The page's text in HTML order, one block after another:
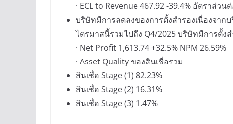
· ECL to Revenue 467.92 -39.4% อัตราส่วน
บริษัทมีการลดลงของการตั้งสำรองเนื่องจา
ไตรมาสนี้รวมไปถึง Q4/2025 บริษัทมีการตั้ง
· Net Profit 1,613.74 +32.5% NPM 26.59%
· Asset Quality ของสินเชื่อรวม
สินเชื่อ Stage (1) 82.23%
สินเชื่อ Stage (2) 16.31%
สินเชื่อ Stage (3) 1.47%